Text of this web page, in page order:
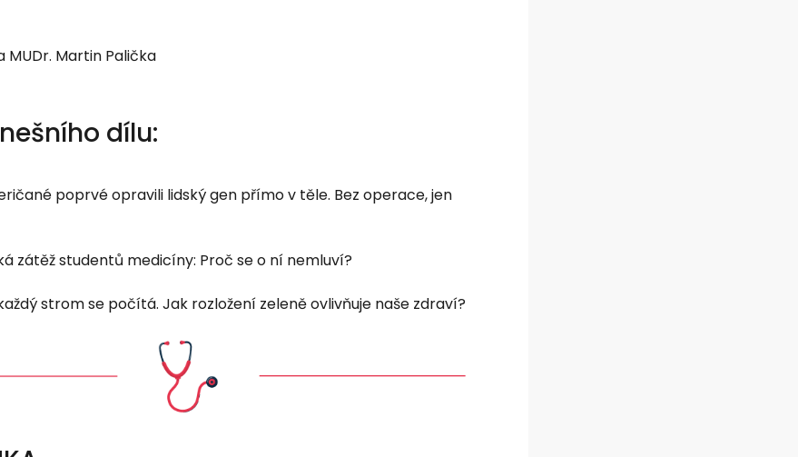
MUDr. Martin Palička
dílu:
poprvé opravili lidský gen přímo v těle. Bez operace, jen
zátěž studentů medicíny: Proč se o ní nemluví?
každý strom se počítá. Jak rozložení zeleně ovlivňuje naše zdraví?